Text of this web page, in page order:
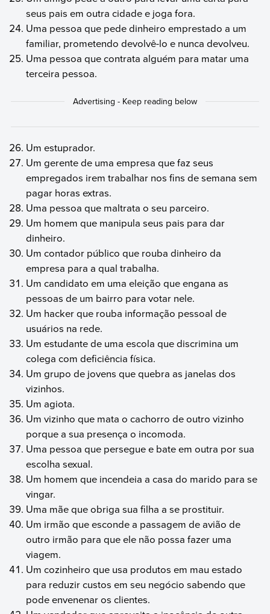
seus pais em outra cidade e joga fora.
Uma pessoa que pede dinheiro emprestado a um
familiar, prometendo devolvê-lo e nunca devolveu.
Uma pessoa que contrata alguém para matar uma
terceira pessoa.
Um estuprador.
Um gerente de uma empresa que faz seus
empregados irem trabalhar nos fins de semana sem
pagar horas extras.
Uma pessoa que maltrata o seu parceiro.
Um homem que manipula seus pais para dar
dinheiro.
Um contador público que rouba dinheiro da
empresa para a qual trabalha.
Um candidato em uma eleição que engana as
pessoas de um bairro para votar nele.
Um hacker que rouba informação pessoal de
usuários na rede.
Um estudante de uma escola que discrimina um
colega com deficiência física.
Um grupo de jovens que quebra as janelas dos
vizinhos.
Um agiota.
Um vizinho que mata o cachorro de outro vizinho
porque a sua presença o incomoda.
Uma pessoa que persegue e bate em outra por sua
escolha sexual.
Um homem que incendeia a casa do marido para se
vingar.
Uma mãe que obriga sua filha a se prostituir.
Um irmão que esconde a passagem de avião de
outro irmão para que ele não possa fazer uma
viagem.
Um cozinheiro que usa produtos em mau estado
para reduzir custos em seu negócio sabendo que
pode envenenar os clientes.